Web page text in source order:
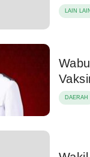
LAIN LAIN
DAERAH